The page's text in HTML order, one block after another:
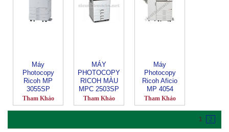
Máy
Photocopy
Ricoh MP
3055SP
Tham Khảo
MÁY
PHOTOCOPY
RICOH MÀU
MPC 2503SP
Tham Khảo
Máy
Photocopy
Ricoh Aficio
MP 4054
Tham Khảo
1 2